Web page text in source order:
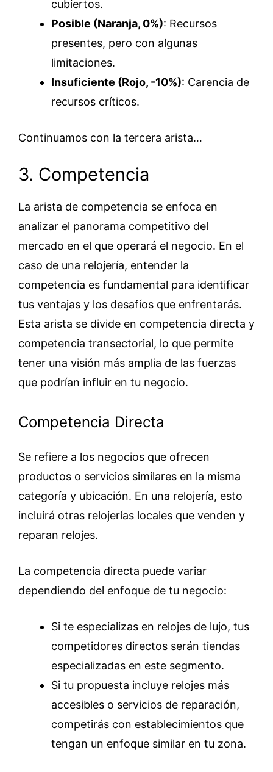
cubiertos.
Posible (Naranja, 0%): Recursos
presentes, pero con algunas
limitaciones.
Insuficiente (Rojo, -10%): Carencia de
recursos críticos.
Continuamos con la tercera arista…
3. Competencia
La arista de competencia se enfoca en
analizar el panorama competitivo del
mercado en el que operará el negocio. En el
caso de una relojería, entender la
competencia es fundamental para identificar
tus ventajas y los desafíos que enfrentarás.
Esta arista se divide en competencia directa y
competencia transectorial, lo que permite
tener una visión más amplia de las fuerzas
que podrían influir en tu negocio.
Competencia Directa
Se refiere a los negocios que ofrecen
productos o servicios similares en la misma
categoría y ubicación. En una relojería, esto
incluirá otras relojerías locales que venden y
reparan relojes.
La competencia directa puede variar
dependiendo del enfoque de tu negocio:
Si te especializas en relojes de lujo, tus
competidores directos serán tiendas
especializadas en este segmento.
Si tu propuesta incluye relojes más
accesibles o servicios de reparación,
competirás con establecimientos que
tengan un enfoque similar en tu zona.